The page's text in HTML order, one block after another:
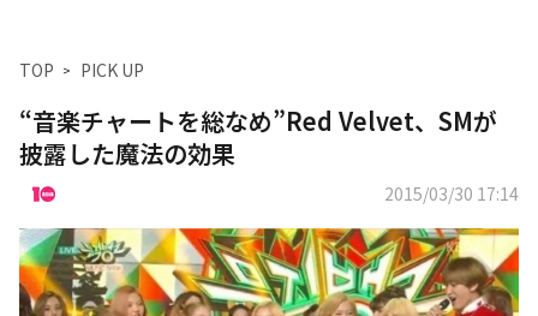
TOP PICK UP
“音楽チャートを総なめ”Red Velvet、SMが
披露した魔法の効果
2015/03/30 17:14